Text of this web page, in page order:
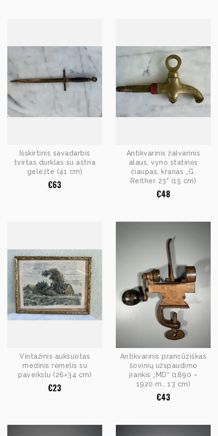
Išskirtinis savadarbis
tvirtas durklas su aštria
geležte (41 cm)
€63
Antikvarinis žalvarinis
alaus, vyno statinės
čiaupas, kranas „G.
Reither 23“ (15 cm)
€48
Vintažinis auksuotas
medinis rėmelis su
paveikslu (26×34 cm)
€23
Antikvarinis prancūziškas
šovinių užspaudimo
įrankis „MD“ (1890 –
1920 m., 13 cm)
€43